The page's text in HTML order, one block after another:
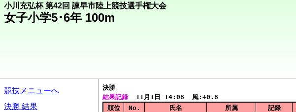
小川充弘杯 第42回 諫早市陸上競技選手権大会
女子小学5･6年 100m
競技メニューへ
決勝 結果
決勝
結果記録
  11月1日 14:08  風:+0.8
順位
No. 氏名 所属 記録